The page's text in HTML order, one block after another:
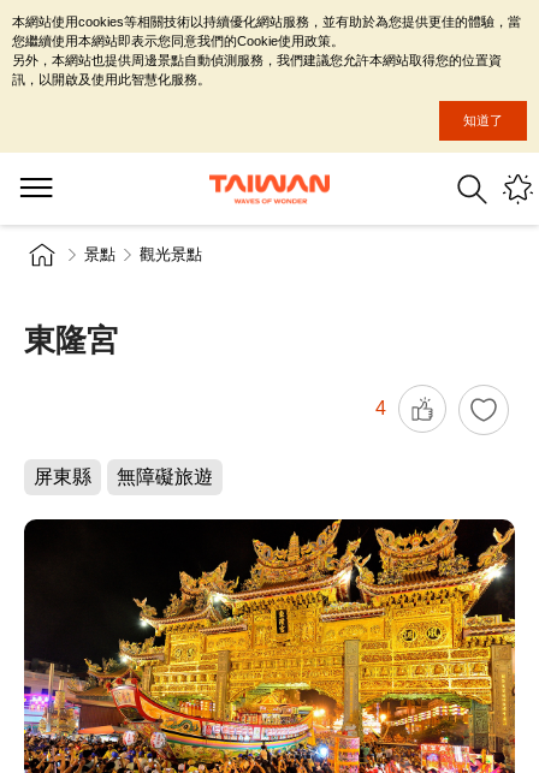
景點 觀光景點
東隆宮
4
屏東縣 無障礙旅遊
本網站使用cookies等相關技術以持續優化網站服務，並有助於為您提供更佳的體驗，當
您繼續使用本網站即表示您同意我們的Cookie使用政策。
另外，本網站也提供周邊景點自動偵測服務，我們建議您允許本網站取得您的位置資
訊，以開啟及使用此智慧化服務。
知道了